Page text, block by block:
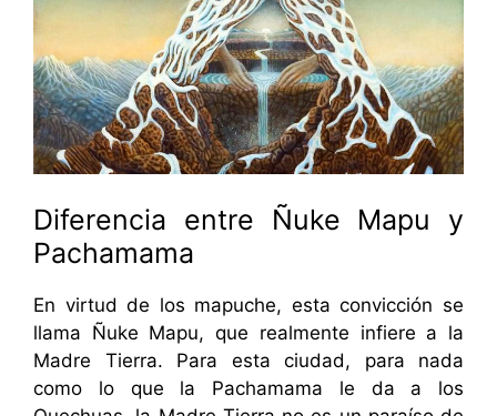
Diferencia entre Ñuke Mapu y
Pachamama
En virtud de los mapuche, esta convicción se
llama Ñuke Mapu, que realmente infiere a la
Madre Tierra. Para esta ciudad, para nada
como lo que la Pachamama le da a los